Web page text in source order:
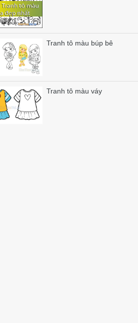
Tranh tô màu búp bê
Tranh tô màu váy